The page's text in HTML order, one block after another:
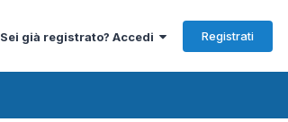
Sei già registrato? Accedi Registrati